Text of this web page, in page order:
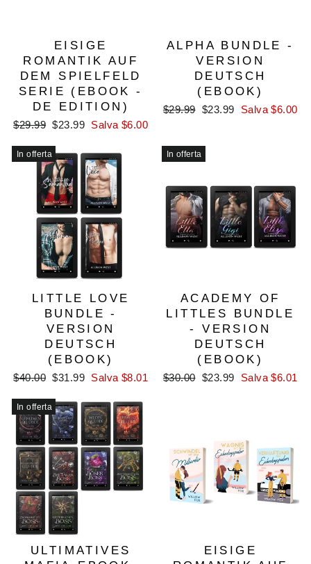
EISIGE
ROMANTIK AUF
DEM SPIELFELD
SERIE (EBOOK -
DE EDITION)
Prezzo
listino
$29.99 Prezzo
$23.99 Salva $6.00
ALPHA BUNDLE -
VERSION
DEUTSCH
(EBOOK)
Prezzo
$29.99 Prezzo
$23.99 Salva $6.00
In offerta
LITTLE LOVE
BUNDLE -
VERSION
DEUTSCH
(EBOOK)
Prezzo
listino
$40.00 Prezzo
$31.99 Salva $8.01
In offerta
ACADEMY OF
LITTLES BUNDLE
- VERSION
DEUTSCH
(EBOOK)
Prezzo
$30.00 Prezzo
$23.99 Salva $6.01
In offerta
ULTIMATIVES
EISIGE